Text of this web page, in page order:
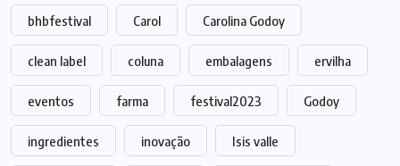
bhbfestival Carol Carolina Godoy
clean label coluna embalagens ervilha
eventos farma festival2023 Godoy
ingredientes inovação Isis valle